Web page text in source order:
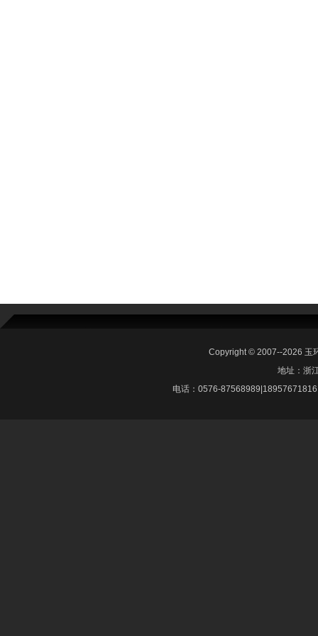
Copyright © 2007--2026 玉
地址：浙
电话：0576-